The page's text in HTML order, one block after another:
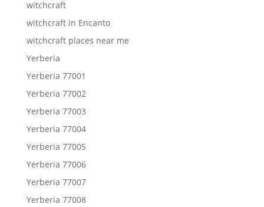
witchcraft
witchcraft in Encanto
witchcraft places near me
Yerberia
Yerberia 77001
Yerberia 77002
Yerberia 77003
Yerberia 77004
Yerberia 77005
Yerberia 77006
Yerberia 77007
Yerberia 77008